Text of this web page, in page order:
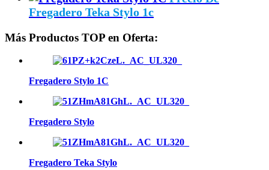
Fregadero Teka Stylo 1c
Más Productos TOP en Oferta:
Fregadero Stylo 1C
Fregadero Stylo
Fregadero Teka Stylo